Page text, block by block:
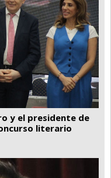
y el presidente de
literario